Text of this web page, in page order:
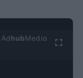
Ad hubMedia